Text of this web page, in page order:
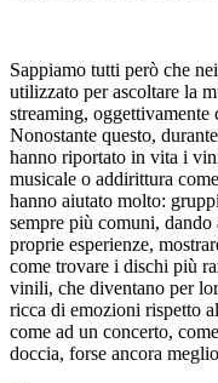
Sappiamo tutti però che
utilizzato per ascoltare la
streaming, oggettivamente
Nonostante questo,
hanno riportato in vita i
musicale o addirittura
hanno aiutato molto:
sempre più comuni,
proprie esperienze,
come trovare i dischi più
vinili, che diventano per
ricca di emozioni rispetto
come ad un concerto,
doccia, forse ancora